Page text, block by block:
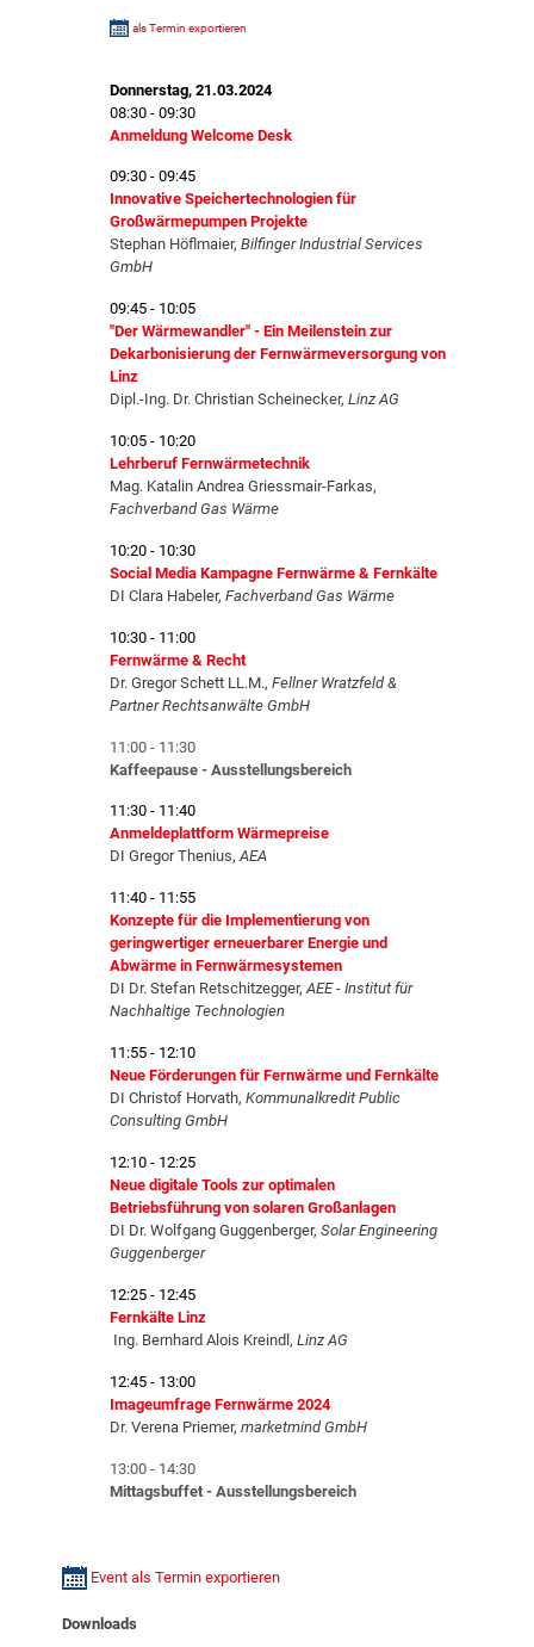
als Termin exportieren
Donnerstag, 21.03.2024
08:30 - 09:30
Anmeldung Welcome Desk
09:30 - 09:45
Innovative Speichertechnologien für
Großwärmepumpen Projekte
Stephan Höflmaier, Bilfinger Industrial Services
GmbH
09:45 - 10:05
"Der Wärmewandler" - Ein Meilenstein zur
Dekarbonisierung der Fernwärmeversorgung von
Linz
Dipl.-Ing. Dr. Christian Scheinecker, Linz AG
10:05 - 10:20
Lehrberuf Fernwärmetechnik
Mag. Katalin Andrea Griessmair-Farkas,
Fachverband Gas Wärme
10:20 - 10:30
Social Media Kampagne Fernwärme & Fernkälte
DI Clara Habeler, Fachverband Gas Wärme
10:30 - 11:00
Fernwärme & Recht
Dr. Gregor Schett LL.M., Fellner Wratzfeld &
Partner Rechtsanwälte GmbH
11:00 - 11:30
Kaffeepause - Ausstellungsbereich
11:30 - 11:40
Anmeldeplattform Wärmepreise
DI Gregor Thenius, AEA
11:40 - 11:55
Konzepte für die Implementierung von
geringwertiger erneuerbarer Energie und
Abwärme in Fernwärmesystemen
DI Dr. Stefan Retschitzegger, AEE - Institut für
Nachhaltige Technologien
11:55 - 12:10
Neue Förderungen für Fernwärme und Fernkälte
DI Christof Horvath, Kommunalkredit Public
Consulting GmbH
12:10 - 12:25
Neue digitale Tools zur optimalen
Betriebsführung von solaren Großanlagen
DI Dr. Wolfgang Guggenberger, Solar Engineering
Guggenberger
12:25 - 12:45
Fernkälte Linz
Ing. Bernhard Alois Kreindl, Linz AG
12:45 - 13:00
Imageumfrage Fernwärme 2024
Dr. Verena Priemer, marketmind GmbH
13:00 - 14:30
Mittagsbuffet - Ausstellungsbereich
Event als Termin exportieren
Downloads